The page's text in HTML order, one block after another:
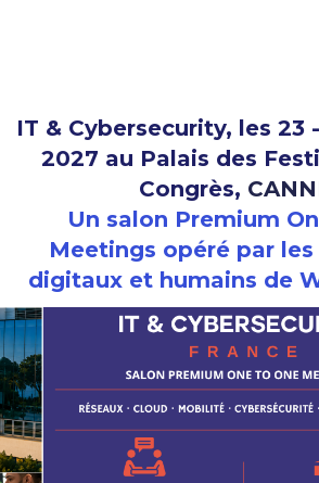
IT & Cybersecurity, les 23
2027 au Palais des
Congrès,
Un salon Premium
Meetings opéré par les
digitaux et humains de